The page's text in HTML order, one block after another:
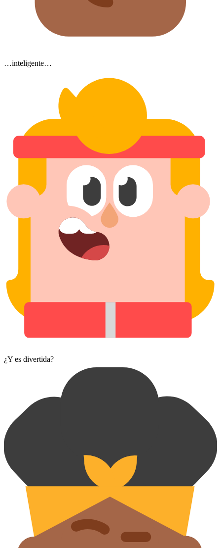
…inteligente…
¿Y es divertida?